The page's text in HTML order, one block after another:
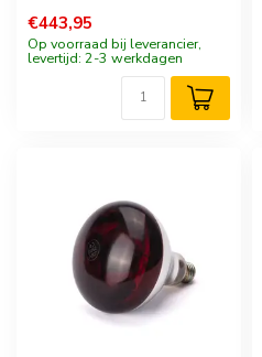
€443,95
Op voorraad bij leverancier,
levertijd: 2-3 werkdagen